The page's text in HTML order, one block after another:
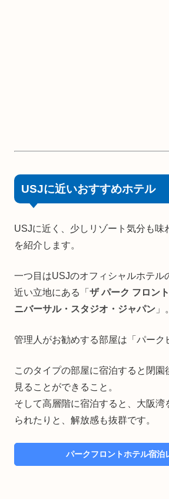
USJに近いおすすめホテル
USJに近く、少しリゾート気分も味
を紹介します。
一つ目はUSJのオフィシャルホテル
近い立地にある「 ザ パーク フロン
ニバーサル・スタジオ・ジャパン 」。
管理人がお勧めする部屋は「パーク
このタイプの部屋に宿泊すると閉園
見ることができること。
そして高層階に宿泊すると、大阪湾
られたりと、解放感も抜群です。
パークフロントホテル宿泊